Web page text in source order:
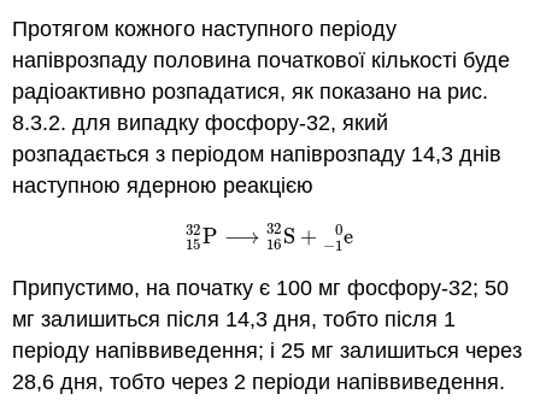
Протягом кожного наступного періоду
напіврозпаду половина початкової кількості буде
радіоактивно розпадатися, як показано на рис.
8.3.2. для випадку фосфору-32, який
розпадається з періодом напіврозпаду 14,3 днів
наступною ядерною реакцією
P
15
32 ⟶ S
16
32 + e
−1
0
P15 32⟶S16 32+
Припустимо, на початку є 100 мг фосфору-32; 50
мг залишиться після 14,3 дня, тобто після 1
періоду напіввиведення; і 25 мг залишиться через
28,6 дня, тобто через 2 періоди напіввиведення.